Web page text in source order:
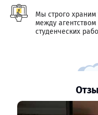
Мы строго храним
между
студенческих